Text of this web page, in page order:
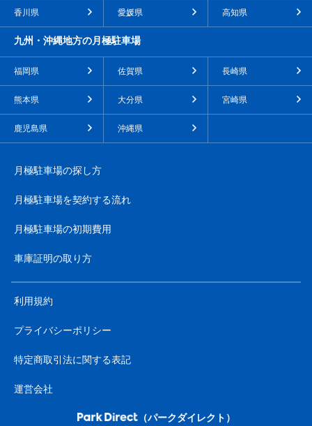
香川県 愛媛県 高知県
九州・沖縄地方の月極駐車場
福岡県 佐賀県 長崎県
熊本県 大分県 宮崎県
鹿児島県 沖縄県
月極駐車場の探し方
月極駐車場を契約する流れ
月極駐車場の初期費用
車庫証明の取り方
利用規約
プライバシーポリシー
特定商取引法に関する表記
運営会社
（パークダイレクト）